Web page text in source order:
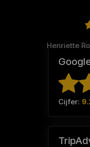
Henriette
Cijfer: